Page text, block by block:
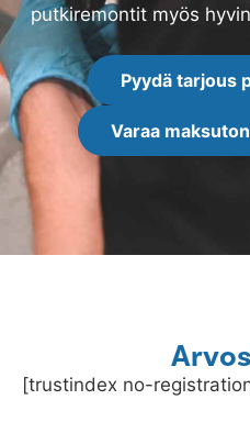
putkiremontit myös
Pyydä tarjous
Varaa
[trustindex no-